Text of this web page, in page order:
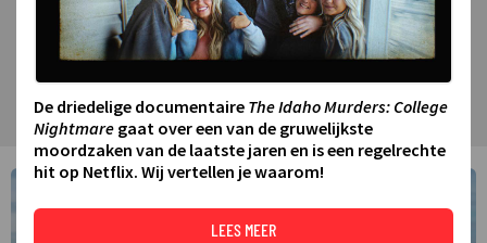
De driedelige documentaire The Idaho Murders: College
Nightmare gaat over een van de gruwelijkste
moordzaken van de laatste jaren en is een regelrechte
hit op Netflix. Wij vertellen je waarom!
LEES MEER